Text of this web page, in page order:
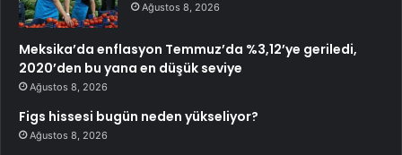
Ağustos 8, 2026
Meksika’da enflasyon Temmuz’da %3,12’ye geriledi,
2020’den bu yana en düşük seviye
Ağustos 8, 2026
Figs hissesi bugün neden yükseliyor?
Ağustos 8, 2026